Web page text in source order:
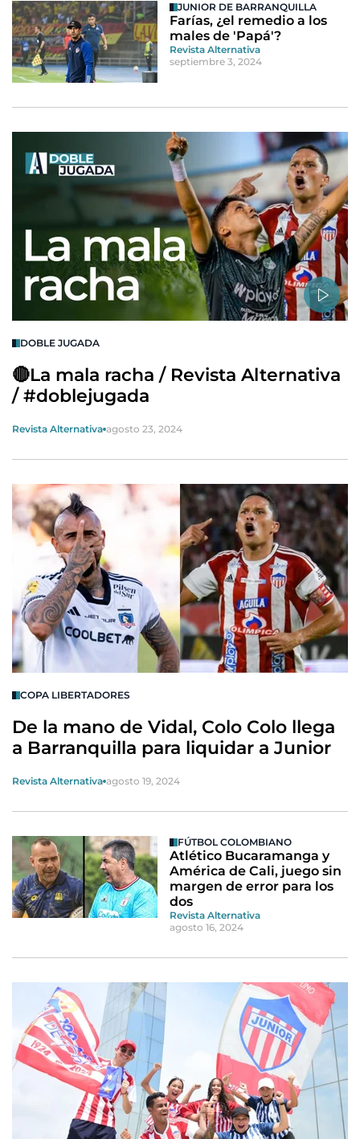
JUNIOR DE BARRANQUILLA
Farías, ¿el remedio a los
males de 'Papá'?
Revista Alternativa
septiembre 3, 2024
DOBLE JUGADA
🔴La mala racha / Revista Alternativa
/ #doblejugada
Revista Alternativa agosto 23, 2024
COPA LIBERTADORES
De la mano de Vidal, Colo Colo llega
a Barranquilla para liquidar a Junior
Revista Alternativa agosto 19, 2024
FÚTBOL COLOMBIANO
Atlético Bucaramanga y
América de Cali, juego sin
margen de error para los
dos
Revista Alternativa
agosto 16, 2024